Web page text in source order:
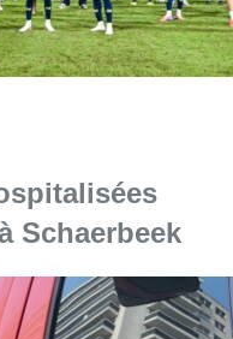
Schaerbeek